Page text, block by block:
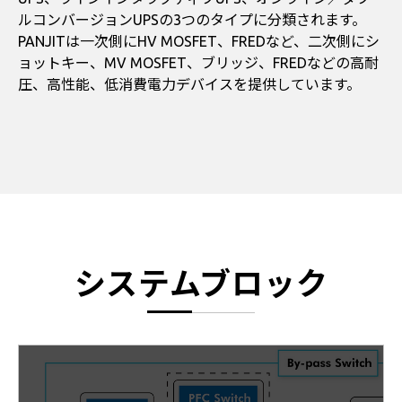
ルコンバージョンUPSの3つのタイプに分類されます。
PANJITは一次側にHV MOSFET、FREDなど、二次側にシ
ョットキー、MV MOSFET、ブリッジ、FREDなどの高耐
圧、高性能、低消費電力デバイスを提供しています。
システムブロック